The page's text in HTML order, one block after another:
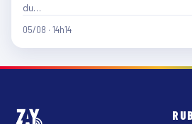
du…
05/08 · 14h14